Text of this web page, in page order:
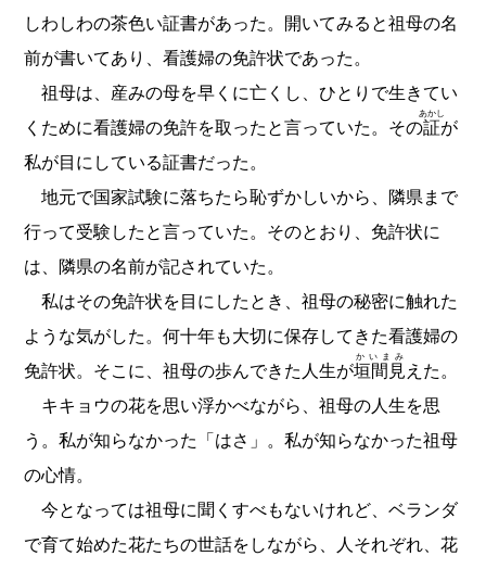
しわしわの茶色い証書があった。開いてみると祖母の名
前が書いてあり、看護婦の免許状であった。
祖母は、産みの母を早くに亡くし、ひとりで生きてい
くために看護婦の免許を取ったと言っていた。その証
あかし
が
私が目にしている証書だった。
地元で国家試験に落ちたら恥ずかしいから、隣県まで
行って受験したと言っていた。そのとおり、免許状に
は、隣県の名前が記されていた。
私はその免許状を目にしたとき、祖母の秘密に触れた
ような気がした。何十年も大切に保存してきた看護婦の
免許状。そこに、祖母の歩んできた人生が垣間見
かいまみ
えた。
キキョウの花を思い浮かべながら、祖母の人生を思
う。私が知らなかった「はさ」。私が知らなかった祖母
の心情。
今となっては祖母に聞くすべもないけれど、ベランダ
で育て始めた花たちの世話をしながら、人それぞれ、花